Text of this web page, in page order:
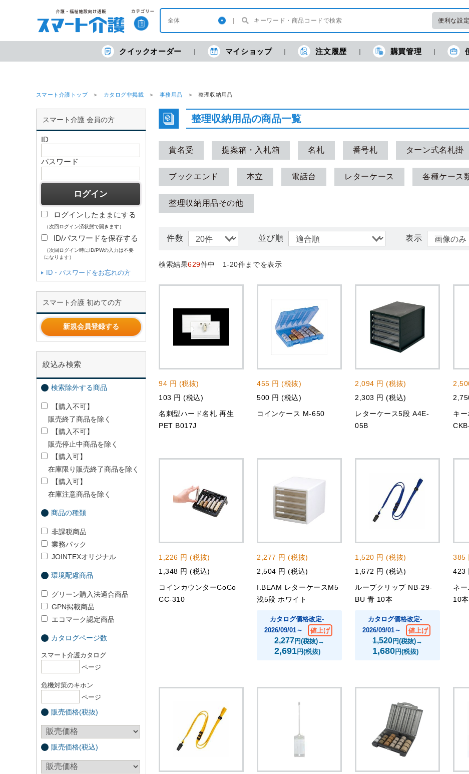
便利な設定
現在の
クイックオーダー マイショップ 注文履歴 購買管理
スマート介護トップ カタログ非掲載 事務用品 整理収納用品
スマート介護 会員の方
ID
パスワード
ログインしたままにする
（次回ログイン済状態で開きます）
ID/パスワードを保存する
（次回ログイン時にID/PWの入力は不要
になります）
ID・パスワードをお忘れの方
スマート介護 初めての方
新規会員登録する
絞込み検索
検索除外する商品
【購入不可】
販売終了商品を除く
【購入不可】
販売停止中商品を除く
【購入可】
在庫限り販売終了商品を除く
【購入可】
在庫注意商品を除く
商品の種類
非課税商品
業務パック
JOINTEXオリジナル
環境配慮商品
グリーン購入法適合商品
GPN掲載商品
エコマーク認定商品
カタログページ数
スマート介護カタログ
ページ
危機対策のキホン
ページ
販売価格(税抜)
販売価格(税込)
整理収納用品の商品一覧
貴名受 提案箱・入札箱 名札 番号札 ターン式名札掛
ブックエンド 本立 電話台 レターケース 各種ケース
整理収納用品その他
件数 並び順 表示
検索結果629件中 1-20件までを表示
94 円 (税抜)
103 円 (税込)
名刺型ハード名札 再生
PET B017J
455 円 (税抜)
500 円 (税込)
コインケース M-650
2,094 円 (税抜)
2,303 円 (税込)
レターケース5段 A4E-
05B
キ
1,226 円 (税抜)
1,348 円 (税込)
コインカウンターCoCo
CC-310
2,277 円 (税抜)
2,504 円 (税込)
I.BEAM レターケースM5
浅5段 ホワイト
カタログ価格改定-
2026/09/01～
値上げ
2,277円(税抜)→
2,691円(税抜)
1,520 円 (税抜)
1,672 円 (税込)
ループクリップ NB-29-
BU 青 10本
カタログ価格改定-
2026/09/01～
値上げ
1,520円(税抜)→
1,680円(税抜)
385
423
ネ
10